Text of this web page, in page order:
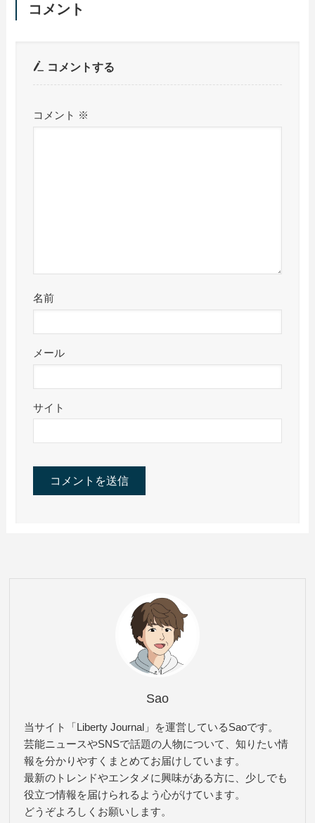
コメント
コメントする
コメント ※
名前
メール
サイト
Sao
当サイト「Liberty Journal」を運営しているSaoです。
芸能ニュースやSNSで話題の人物について、知りたい情
報を分かりやすくまとめてお届けしています。
最新のトレンドやエンタメに興味がある方に、少しでも
役立つ情報を届けられるよう心がけています。
どうぞよろしくお願いします。